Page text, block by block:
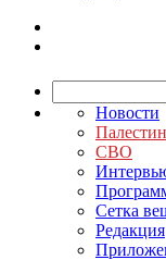
Новости
СВО
Сетка
Редакция